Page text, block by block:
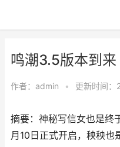
鸣潮3.5版本到
作者： admin • 更新时间
摘要：神秘写信女也是终
月10日正式开启，秧秧也